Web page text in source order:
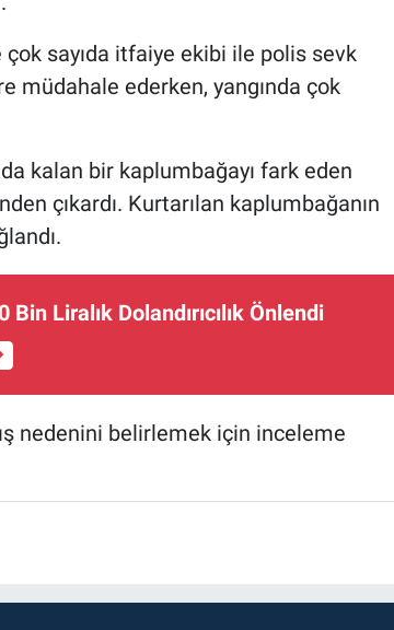
sayıda itfaiye ekibi ile polis sevk
müdahale ederken, yangında çok
kalan bir kaplumbağayı fark eden
çıkardı. Kurtarılan kaplumbağanın
Bin Liralık Dolandırıcılık Önlendi
nedenini belirlemek için inceleme